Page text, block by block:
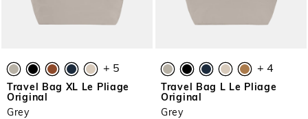
+ 5
Travel Bag XL Le Pliage
Original
Grey
+ 4
Travel Bag L Le Pliage
Original
Grey